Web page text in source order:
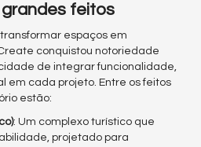
feitos
espaços em
conquistou notoriedade
de integrar funcionalidade,
em cada projeto. Entre os feitos
estão:
: Um complexo turístico que
projetado para